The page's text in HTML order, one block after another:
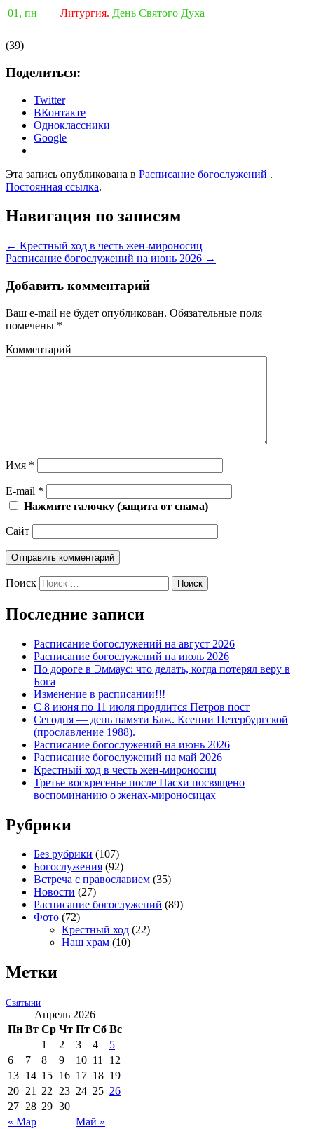
01, пн
Литургия. День Святого Духа
(39)
Поделиться:
Twitter
ВКонтакте
Одноклассники
Google
Эта запись опубликована в Расписание богослужений .
Постоянная ссылка.
Навигация по записям
← Крестный ход в честь жен-мироносиц
Расписание богослужений на июнь 2026 →
Добавить комментарий
Ваш e-mail не будет опубликован. Обязательные поля
помечены *
Комментарий
Имя *
E-mail *
Нажмите галочку (защита от спама)
Сайт
Поиск
Последние записи
Расписание богослужений на август 2026
Расписание богослужений на июль 2026
По дороге в Эммаус: что делать, когда потерял веру в
Бога
Изменение в расписании!!!
С 8 июня по 11 июля продлится Петров пост
Сегодня — день памяти Блж. Ксении Петербургской
(прославление 1988).
Расписание богослужений на июнь 2026
Расписание богослужений на май 2026
Крестный ход в честь жен-мироносиц
Третье воскресенье после Пасхи посвящено
воспоминанию о женах-мироносицах
Рубрики
Без рубрики (107)
Богослужения (92)
Встреча с православием (35)
Новости (27)
Расписание богослужений (89)
Фото (72)
Крестный ход (22)
Наш храм (10)
Метки
Святыни
Апрель 2026
Пн Вт Ср Чт Пт Сб Вс
« Мар Май »
1 2 3 4
5
6
7 8 9 10 11
12
13 14 15 16 17 18 19
20 21 22 23 24 25 26
27 28 29 30